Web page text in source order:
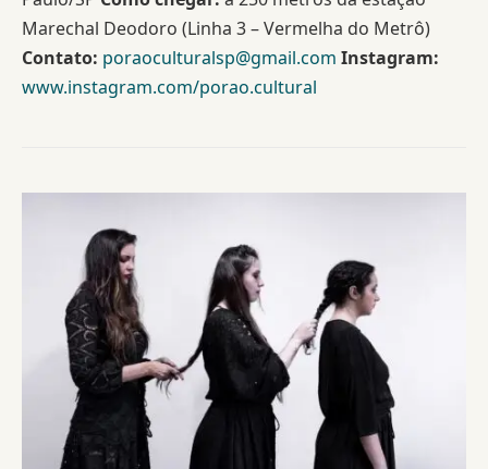
Marechal Deodoro (Linha 3 – Vermelha do Metrô)
Contato: poraoculturalsp@gmail.com Instagram:
www.instagram.com/porao.cultural